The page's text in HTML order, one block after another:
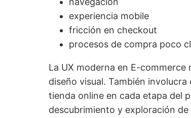
experiencia mobile
fricción en checkout
procesos de compra poco
La UX moderna en E-
diseño visual. También
tienda online en cada etapa del
descubrimiento y exploración